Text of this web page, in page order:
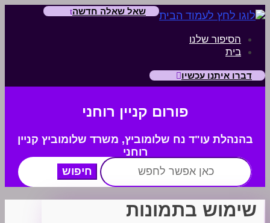
דברו איתנו עכשיו
שאל שאלה חדשה
הסיפור שלנו
בית
פורום קניין רוחני
בהנהלת עו"ד נח שלומוביץ, משרד שלומוביץ קניין
רוחני
חפש:
שימוש בתמונות